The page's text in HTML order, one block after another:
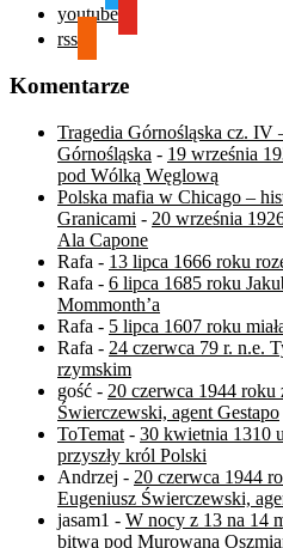
youtube
rss
Komentarze
Tragedia Górnośląska cz. IV
Górnośląska - 19 września
pod Wólką Węglową
Polska mafia w Chicago –
Granicami - 20 września
Ala Capone
Rafa - 13 lipca 1666 roku
Rafa - 6 lipca 1685 roku
Mommonth’a
Rafa - 5 lipca 1607 roku
Rafa - 24 czerwca 79 r. n.e.
rzymskim
gość - 20 czerwca 1944 roku
Świerczewski, agent Gestapo
ToTemat - 30 kwietnia 1310
przyszły król Polski
Andrzej - 20 czerwca 1944
Eugeniusz Świerczewski,
jasam1 - W nocy z 13 na 14
bitwa pod Murowaną